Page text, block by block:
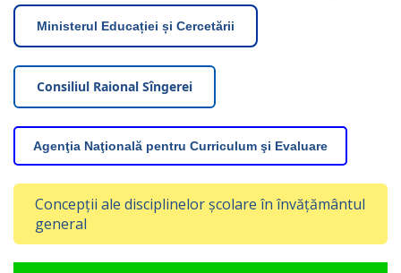
Ministerul Educației și Cercetării
Consiliul Raional Sîngerei
Agenţia Naţională pentru Curriculum şi Evaluare
Concepții ale disciplinelor școlare în învățământul
general